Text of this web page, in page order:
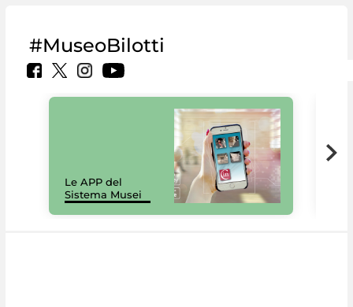
#MuseoBilotti
Le APP del
Sistema Musei